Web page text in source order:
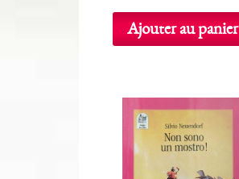
Ajouter au panier